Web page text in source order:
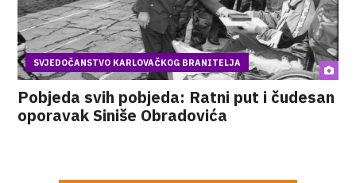
SVJEDOČANSTVO KARLOVAČKOG BRANITELJA
Pobjeda svih pobjeda: Ratni put i čudesan
oporavak Siniše Obradovića